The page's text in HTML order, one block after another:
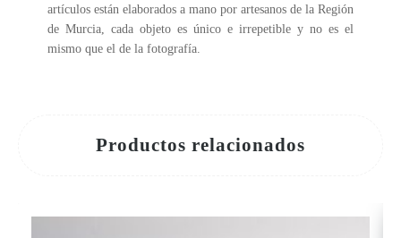
artículos están elaborados a mano por artesanos de la Región
de Murcia, cada objeto es único e irrepetible y no es el
mismo que el de la fotografía.
Productos relacionados